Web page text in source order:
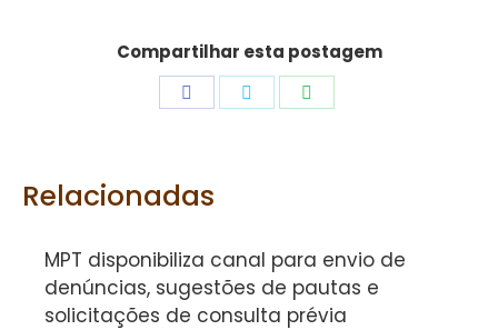
Compartilhar esta postagem
Relacionadas
MPT disponibiliza canal para envio de
denúncias, sugestões de pautas e
solicitações de consulta prévia